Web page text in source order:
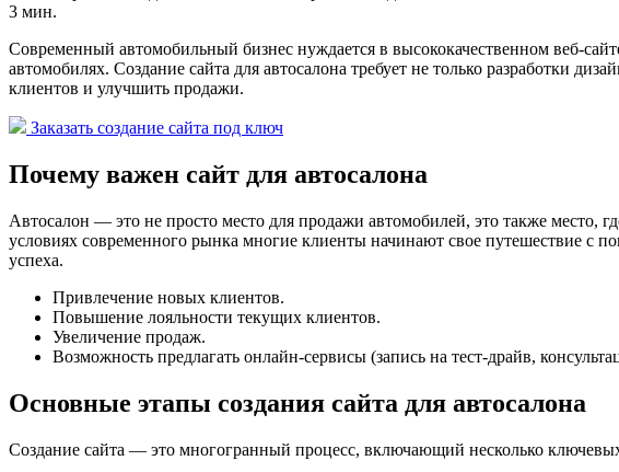
3 мин.
Современный автомобильный бизнес нуждается в высококачественном веб-
автомобилях. Создание сайта для автосалона требует не только разработки
клиентов и улучшить продажи.
Заказать создание сайта под ключ
Почему важен сайт для автосалона
Автосалон — это не просто место для продажи автомобилей, это также место,
условиях современного рынка многие клиенты начинают свое путешествие с
успеха.
Привлечение новых клиентов.
Повышение лояльности текущих клиентов.
Увеличение продаж.
Возможность предлагать онлайн-сервисы (запись на тест-драйв,
Основные этапы создания сайта для автосалона
Создание сайта — это многогранный процесс, включающий несколько